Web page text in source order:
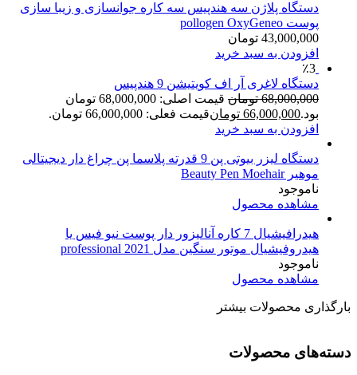
دستگاه پلاژن سه هندپیس سه کاره جوانسازی و زیبا سازی
پوست pollogen OxyGeneo
43,000,000 تومان
افزودن به سبد خرید
٪3
دستگاه لاغری آر اف کویتیشن 9 هندپیس
68,000,000 تومان
قیمت اصلی: 68,000,000 تومان
بود.66,000,000 تومانقیمت فعلی: 66,000,000 تومان.
افزودن به سبد خرید
دستگاه لیزر بیوتی پن 9 قدرته پلاسما پن چراغ دار دیجیتالی
موهیر Beauty Pen Moehair
ناموجود
مشاهده محصول
هیدرافیشیال 7 کاره آنالیزور دار پوست نیو فیس یا
هیدروفیشیال موتور سنگین مدل 2021 professional
ناموجود
مشاهده محصول
بارگذاری محصولات بیشتر
دسته‌های محصولات